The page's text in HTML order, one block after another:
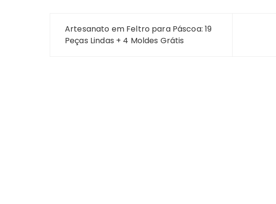
Navegação
deArtesanato em Feltro para Páscoa: 19
Peças Lindas + 4 Moldes Grátis